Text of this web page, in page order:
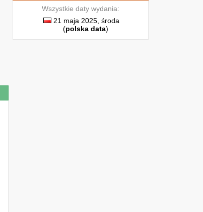
Wszystkie daty wydania:
21 maja 2025, środa
(polska data)